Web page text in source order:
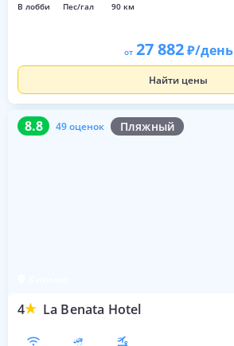
в лобби пес/гал 90 км
от 27 882 /день
Найти цены
8.8 49 оценок Пляжный
4 La Benata Hotel
8.8 49 оценок